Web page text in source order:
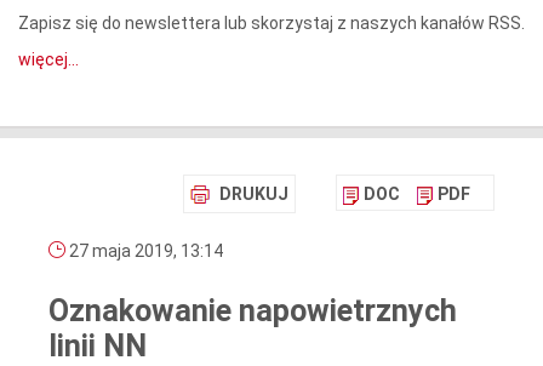
Zapisz się do newslettera lub skorzystaj z naszych kanałów RSS.
więcej...
DRUKUJ DOC PDF
27 maja 2019, 13:14
Oznakowanie napowietrznych
linii NN